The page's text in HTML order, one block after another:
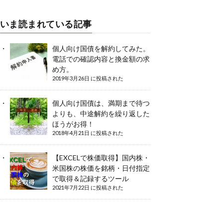
いま読まれている記事
個人向け国債を解約してみた。
電話での確認内容と換金額の求
め方。
2019年3月26日 に投稿された
個人向け国債は、満期まで待つ
よりも、中途解約を繰り返した
ほうがお得！
2018年4月21日 に投稿された
【EXCELで株価取得】国内株・
米国株の株価を銘柄・日付指定
で取得＆記録するツール
2021年7月22日 に投稿された